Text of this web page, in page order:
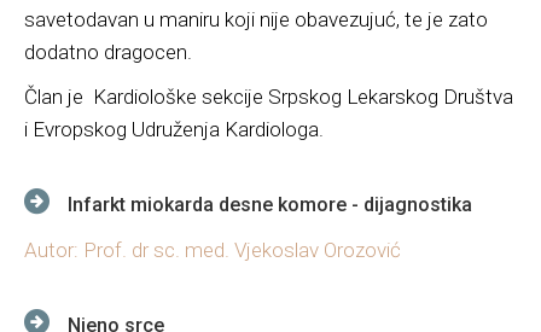
savetodavan u maniru koji nije obavezujuć, te je zato
dodatno dragocen.
Član je Kardiološke sekcije Srpskog Lekarskog Društva
i Evropskog Udruženja Kardiologa.
Infarkt miokarda desne komore - dijagnostika
Autor: Prof. dr sc. med. Vjekoslav Orozović
Njeno srce